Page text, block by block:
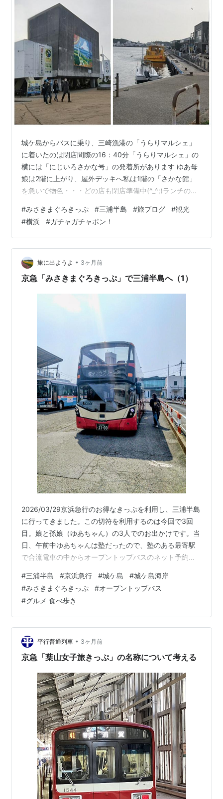
城ケ島からバスに乗り、三崎漁港の「うらりマルシェ」
に着いたのは閉店間際の16：40分「うらりマルシェ」の
横には「にじいろさかな号」の発着所があります ゆあ母
娘は2階に上がり、屋外デッキへ私は1階の「さかな館」
を急いで物色・・・どの店も閉店準備中(^_^;)ランチの順
港近くのファミリーマート2階の「庄和丸」も美味しかっ
たのでこっちにすれば良かったなぁ「せっかくグルメ」
で日村さんも訪問したことがあるお店です 港の反対側に
あるジェラード店「3204 サンニーゼロヨン」まで急ぎ足
この日は17：30分までの営業なので（月・木は17：00）
ぎりぎり滑り込め…
#みさきまぐろきっぷ #三浦半島 #旅ブログ #観光
#横浜 #ガチャガチャポン！
旅に出ようよ • 3ヶ月前
京急「みさきまぐろきっぷ」で三浦半島へ（1）
2026/03/29京浜急行のお得なきっぷを利用し、三浦半島
に行ってきました。この切符を利用するのは今回で3回
目。娘と孫娘（ゆあちゃん）の3人でのお出かけです。当
日、午前中ゆあちゃんは塾だったので、塾のある最寄駅
で合流電車の中からオープントップバスのネット予約し
ます）三浦海岸駅から1日3便あり、1便は10時15分
発・・・時間的に間に合わず2便の12時30分発が電車の
到着時間とほぼ一緒・・・ここで賭け！電車が遅れない
事を願い！間に合わなければ施設利用券は無駄になりま
す(^_^;)何とかギリギリ間に合ったぁｗゆあちゃんは、こ
のバスに乗ったことがない…
#三浦半島 #京浜急行 #城ケ島 #城ケ島海岸
#みさきまぐろきっぷ #オープントップバス
#グルメ 食べ歩き
平行普通列車 • 3ヶ月前
京急「葉山女子旅きっぷ」の名称について考える